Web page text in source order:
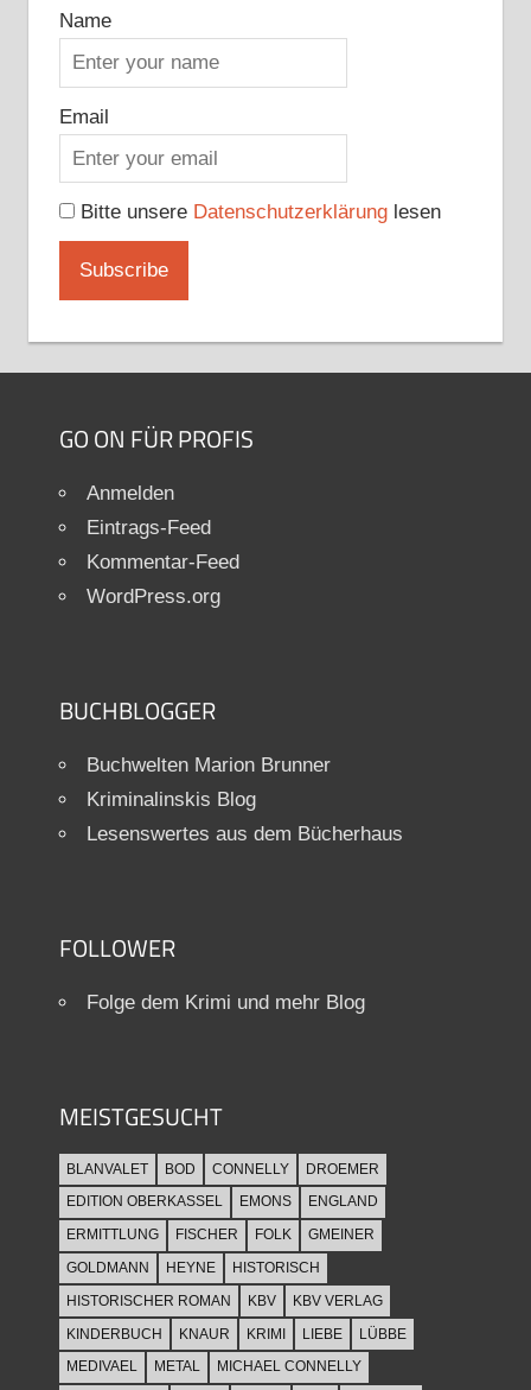
Name
Email
Bitte unsere Datenschutzerklärunglesen
GO ON FÜR PROFIS
Anmelden
Eintrags-Feed
Kommentar-Feed
WordPress.org
BUCHBLOGGER
Buchwelten Marion Brunner
Kriminalinskis Blog
Lesenswertes aus dem Bücherhaus
FOLLOWER
Folge dem Krimi und mehr Blog
MEISTGESUCHT
BLANVALET BOD CONNELLY
DROEMER
EDITION OBERKASSEL
EMONS
ENGLAND
ERMITTLUNG
FISCHER FOLK
GMEINER
GOLDMANN
HEYNE
HISTORISCH
HISTORISCHER ROMAN
KBV
KBV VERLAG
KINDERBUCH
KNAUR KRIMI LIEBE
LÜBBE
MEDIVAEL
METAL MICHAEL CONNELLY